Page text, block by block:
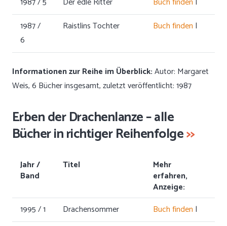
1987 /
6
Raistlins Tochter Buch finden |
Informationen zur Reihe im Überblick:Autor: Margaret
Weis, 6 Bücher insgesamt, zuletzt veröffentlicht: 1987
Erben der Drachenlanze – alle
Bücher in richtiger Reihenfolge>>
Jahr /
Band
Titel
Mehr
erfahren,
Anzeige:
1995 / 1
Drachensommer Buch finden |